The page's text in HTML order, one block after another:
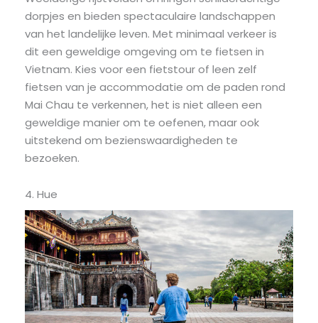
dorpjes en bieden spectaculaire landschappen
van het landelijke leven. Met minimaal verkeer is
dit een geweldige omgeving om te fietsen in
Vietnam. Kies voor een fietstour of leen zelf
fietsen van je accommodatie om de paden rond
Mai Chau te verkennen, het is niet alleen een
geweldige manier om te oefenen, maar ook
uitstekend om bezienswaardigheden te
bezoeken.
4. Hue